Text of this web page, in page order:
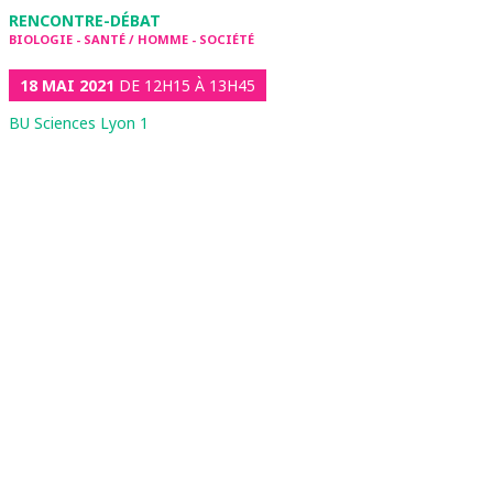
RENCONTRE-DÉBAT
BIOLOGIE - SANTÉ / HOMME - SOCIÉTÉ
18 MAI 2021 DE 12H15 À 13H45
BU Sciences Lyon 1